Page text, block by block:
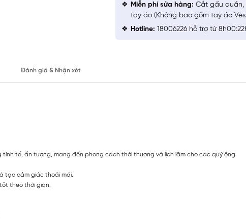
Miễn phí sửa hàng: Cắt gấu quần,
tay áo (Không bao gồm tay áo
Hotline: 18006226 hỗ trợ từ
Đánh giá & Nhận xét
tế, ấn tượng, mang đến phong cách thời thượng và lịch lãm cho các quý ông.
tạo cảm giác thoải mái.
theo thời gian.